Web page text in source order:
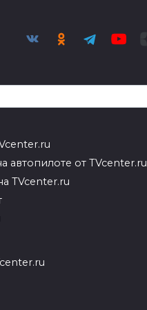
автопилоте от TVcenter.ru
TVcenter.ru